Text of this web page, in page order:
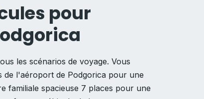
pour
les scénarios de voyage. Vous
l'aéroport de Podgorica pour une
familiale spacieuse 7 places pour une